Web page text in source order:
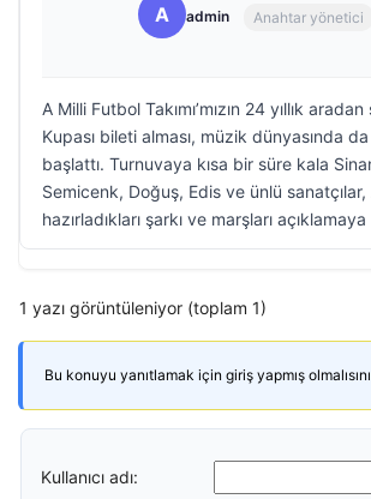
A admin Anahtar yönetici
A Milli Futbol Takımı’mızın 24 yıllık
Kupası bileti alması, müzik dünyasında
başlattı. Turnuvaya kısa bir süre kala
Semicenk, Doğuş, Edis ve ünlü sanatçılar,
hazırladıkları şarkı ve marşları
1 yazı görüntüleniyor (toplam 1)
Bu konuyu yanıtlamak için giriş yapmış
Kullanıcı adı: